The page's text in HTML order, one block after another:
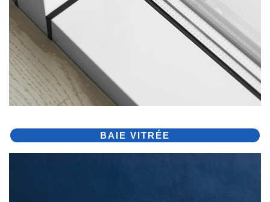
BAIE VITRÉE